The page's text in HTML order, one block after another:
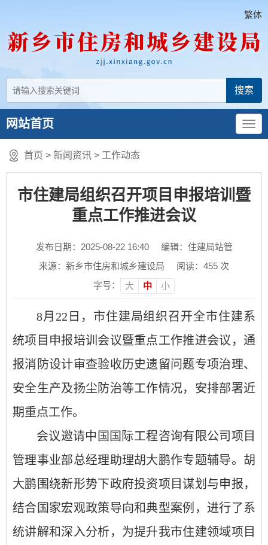
繁体
网站首页
首页 > 新闻资讯 > 工作动态
市住建局组织召开项目申报培训暨
重点工作推进会议
发布日期：2025-08-22 16:40
编辑：住建局站管
来源：新乡市住房和城乡建设局
阅读： 455 次
字号：
大 中 小
8月22日，市住建局组织召开全市住建系
统项目申报培训会议暨重点工作推进会议，通
报消防设计审查验收历史遗留问题专项治理、
安全生产及扬尘防治等工作情况，安排部署近
期重点工作。
会议邀请中国国际工程咨询有限公司项目
管理事业部总经理助理胡大鹏作专题辅导。胡
大鹏围绕新形势下政府投资项目谋划与申报，
结合国家宏观政策导向和典型案例，进行了系
统讲解和深入分析，为提升我市住建领域项目